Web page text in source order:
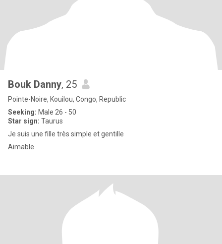
Bouk Danny, 25
Pointe-Noire, Kouilou, Congo, Republic
Seeking: Male 26 - 50
Star sign: Taurus
Je suis une fille très simple et gentille
Aimable